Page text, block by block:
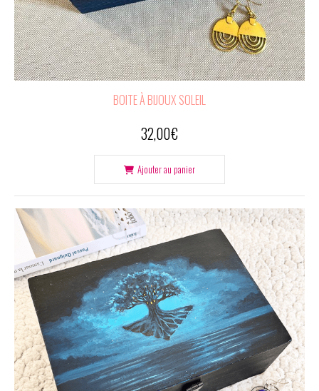
BOITE À BIJOUX SOLEIL
32,00€
Ajouter au panier